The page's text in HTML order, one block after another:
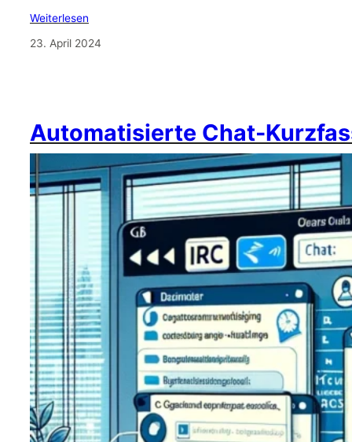
Weiterlesen
23. April 2024
Automatisierte Chat-